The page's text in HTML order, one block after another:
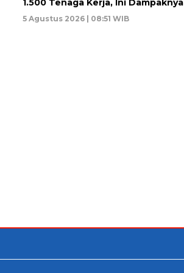
1.500 Tenaga Kerja, Ini Dampaknya
5 Agustus 2026 | 08:51 WIB